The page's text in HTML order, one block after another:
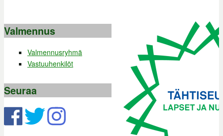
Valmennus
Valmennusryhmä
Vastuuhenkilöt
Seuraa